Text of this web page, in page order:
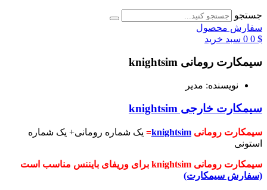
جستجو
سفارش محصول
0 $
0 سبد خرید
سیمکارت رومانی knightsim
نویسنده: مدیر
سیمکارت خارجی knightsim
سیمکارت رومانی knightsim
= یک شماره رومانی+ یک شماره
استونی
سیمکارت رومانی knightsim برای وریفای بایننس مناسب است
(سفارش سیمکارت)